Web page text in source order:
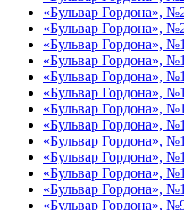
«Бульвар Гордона»,
«Бульвар Гордона»,
«Бульвар Гордона»,
«Бульвар Гордона»,
«Бульвар Гордона»,
«Бульвар Гордона»,
«Бульвар Гордона»,
«Бульвар Гордона»,
«Бульвар Гордона»,
«Бульвар Гордона»,
«Бульвар Гордона»,
«Бульвар Гордона»,
«Бульвар Гордона»,